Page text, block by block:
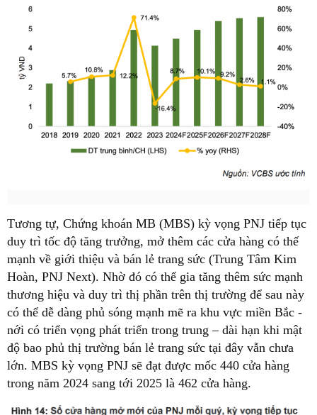
Tương tự, Chứng khoán MB (MBS) kỳ vọng PNJ tiếp tục
duy trì tốc độ tăng trưởng, mở thêm các cửa hàng có thế
mạnh về giới thiệu và bán lẻ trang sức (Trung Tâm Kim
Hoàn, PNJ Next). Nhờ đó có thể gia tăng thêm sức mạnh
thương hiệu và duy trì thị phần trên thị trường để sau này
có thể dễ dàng phủ sóng mạnh mẽ ra khu vực miền Bắc -
nới có triển vọng phát triển trong trung – dài hạn khi mật
độ bao phủ thị trường bán lẻ trang sức tại đây vẫn chưa
lớn. MBS kỳ vọng PNJ sẽ đạt được mốc 440 cửa hàng
trong năm 2024 sang tới 2025 là 462 cửa hàng.